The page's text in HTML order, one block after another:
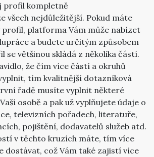
kompletně
všech nejdůležitější. Pokud máte
profil, platforma Vám může nabízet
a budete určitým způsobem
se většinou skládá z několika částí.
že čím více částí a okruhů
tím kvalitnější dotazníková
řadě musíte vyplnit některé
osobě a pak už vyplňujete údaje o
televizních pořadech, literatuře,
pojištění, dodavatelů služeb atd.
v těchto kruzích máte, tím více
dostávat, což Vám také zajistí více